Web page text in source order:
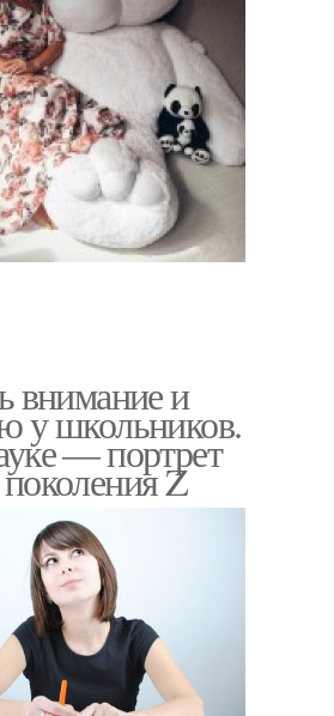
внимание и
у школьников.
— портрет
Z